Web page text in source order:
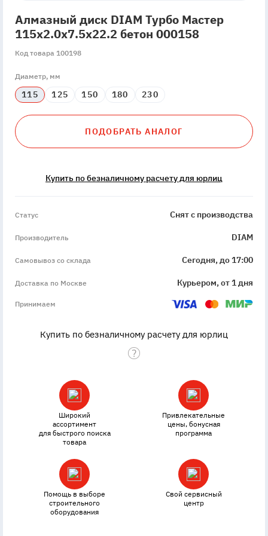
Алмазный диск DIAM Турбо Мастер
115x2.0x7.5x22.2 бетон 000158
Код товара 100198
Диаметр, мм
115 125 150 180 230
ПОДОБРАТЬ АНАЛОГ
Купить по безналичному расчету для юрлиц
Статус Снят с производства
Производитель DIAM
Самовывоз со склада Сегодня, до 17:00
Доставка по Москве Курьером, от 1 дня
Принимаем
Купить по безналичному расчету для юрлиц
Широкий
ассортимент
для быстрого поиска
товара
Привлекательные
цены, бонусная
программа
Помощь в выборе
строительного
оборудования
Свой сервисный
центр